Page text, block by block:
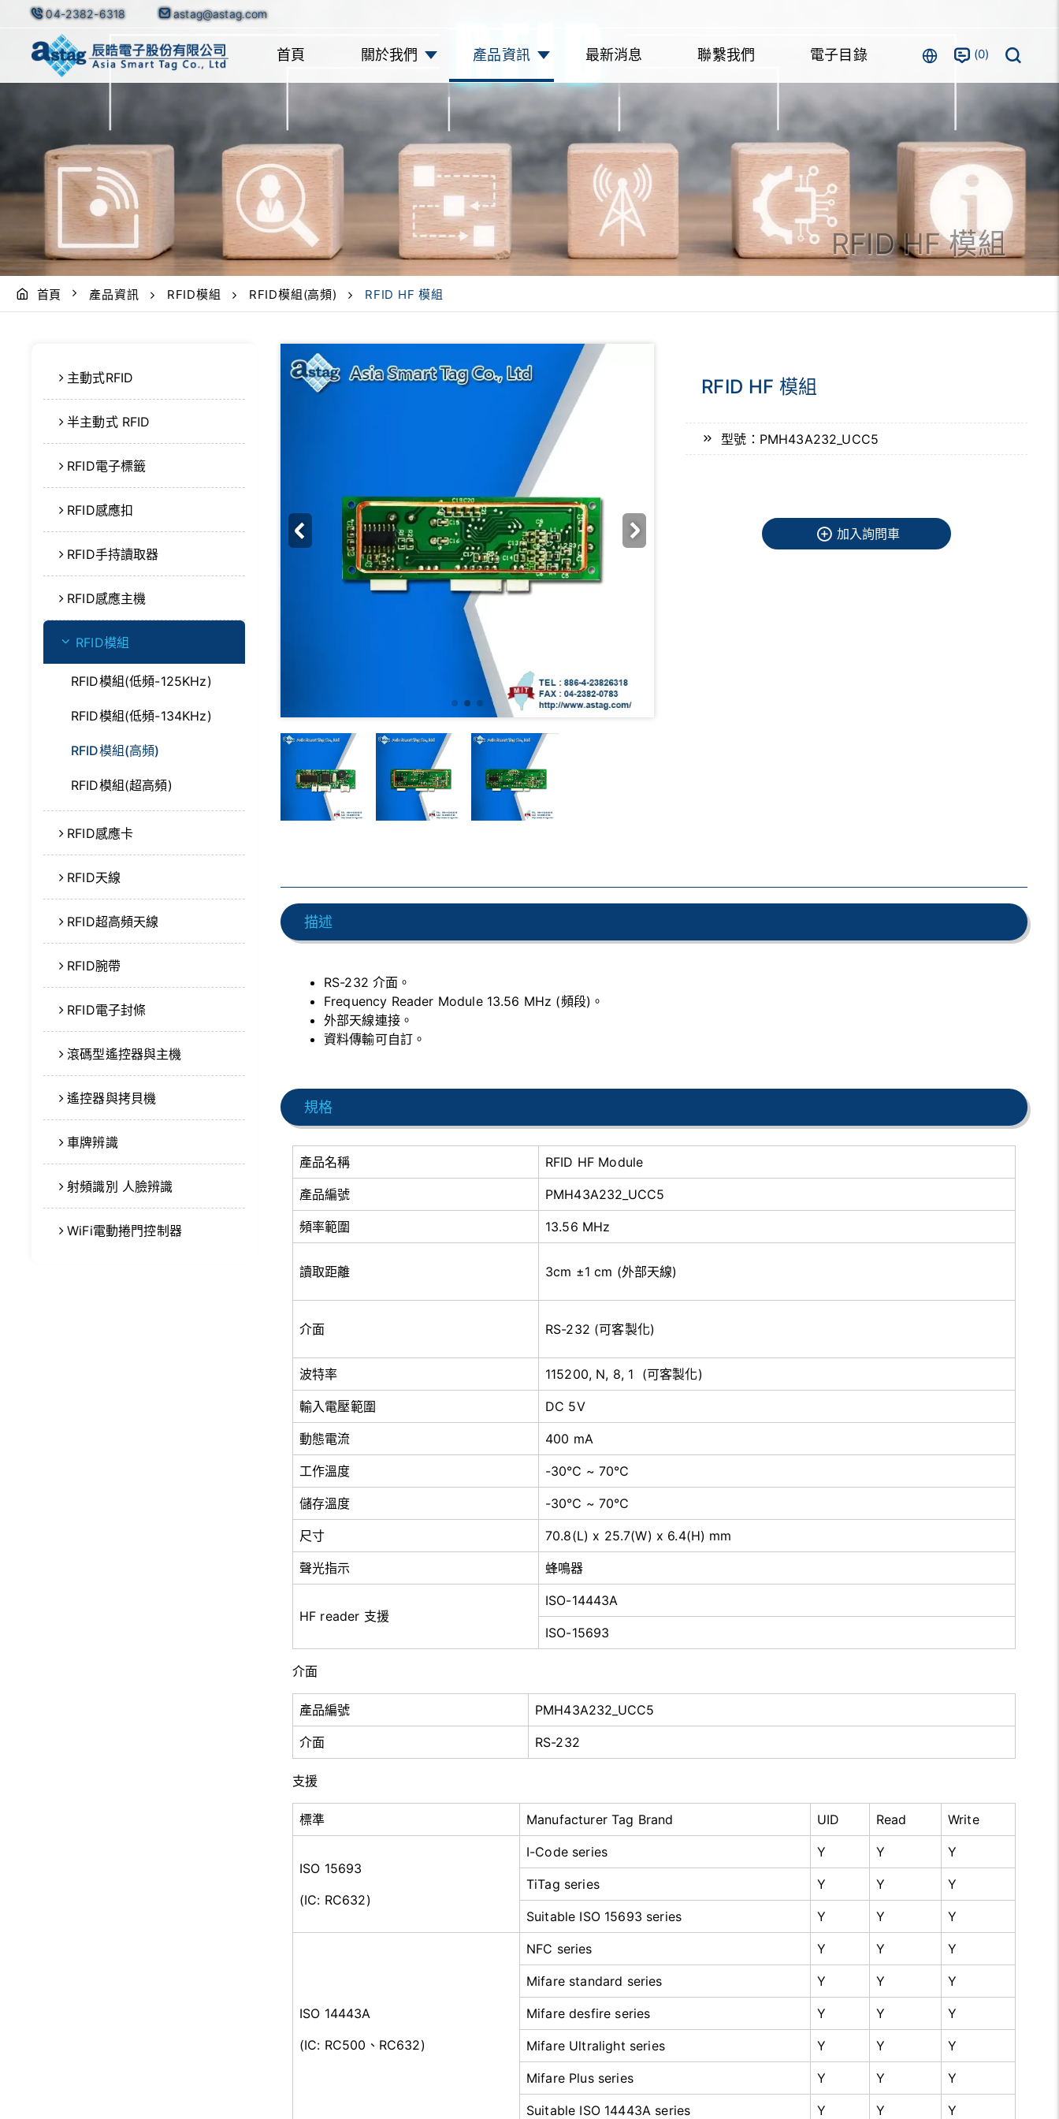
04-2382-6318 astag@astag.com
首頁 關於我們 產品資訊 最新消息 聯繫我們 電子目錄 0
RFID HF 模組
首頁 產品資訊 RFID模組 RFID模組(高頻) RFID HF 模組
主動式RFID
半主動式 RFID
RFID電子標籤
RFID感應扣
RFID手持讀取器
RFID感應主機
RFID模組
RFID模組(低頻-125KHz)
RFID模組(低頻-134KHz)
RFID模組(高頻)
RFID模組(超高頻)
RFID感應卡
RFID天線
RFID超高頻天線
RFID腕帶
RFID電子封條
滾碼型遙控器與主機
遙控器與拷貝機
車牌辨識
射頻識別 人臉辨識
WiFi電動捲門控制器
RFID HF 模組
型號：PMH43A232_UCC5
加入詢問車
描述
RS-232 介面。
Frequency Reader Module 13.56 MHz (頻段)。
外部天線連接。
資料傳輸可自訂。
規格
產品名稱 RFID HF Module
產品編號 PMH43A232_UCC5
頻率範圍 13.56 MHz
讀取距離 3cm ±1 cm (外部天線)
介面 RS-232 (可客製化)
波特率 115200, N, 8, 1 (可客製化)
輸入電壓範圍 DC 5V
動態電流 400 mA
工作溫度 -30℃ ~ 70℃
儲存溫度 -30℃ ~ 70℃
尺寸 70.8(L) x 25.7(W) x 6.4(H) mm
聲光指示 蜂鳴器
HF reader 支援
ISO-14443A
ISO-15693
介面
產品編號 PMH43A232_UCC5
介面 RS-232
支援
標準 Manufacturer Tag Brand UID Read Write
ISO 15693
(IC: RC632)
I-Code series Y Y Y
TiTag series Y Y Y
Suitable ISO 15693 series Y Y Y
ISO 14443A
(IC: RC500、RC632)
NFC series Y Y Y
Mifare standard series Y Y Y
Mifare desfire series Y Y Y
Mifare Ultralight series Y Y Y
Mifare Plus series Y Y Y
Suitable ISO 14443A series Y Y Y